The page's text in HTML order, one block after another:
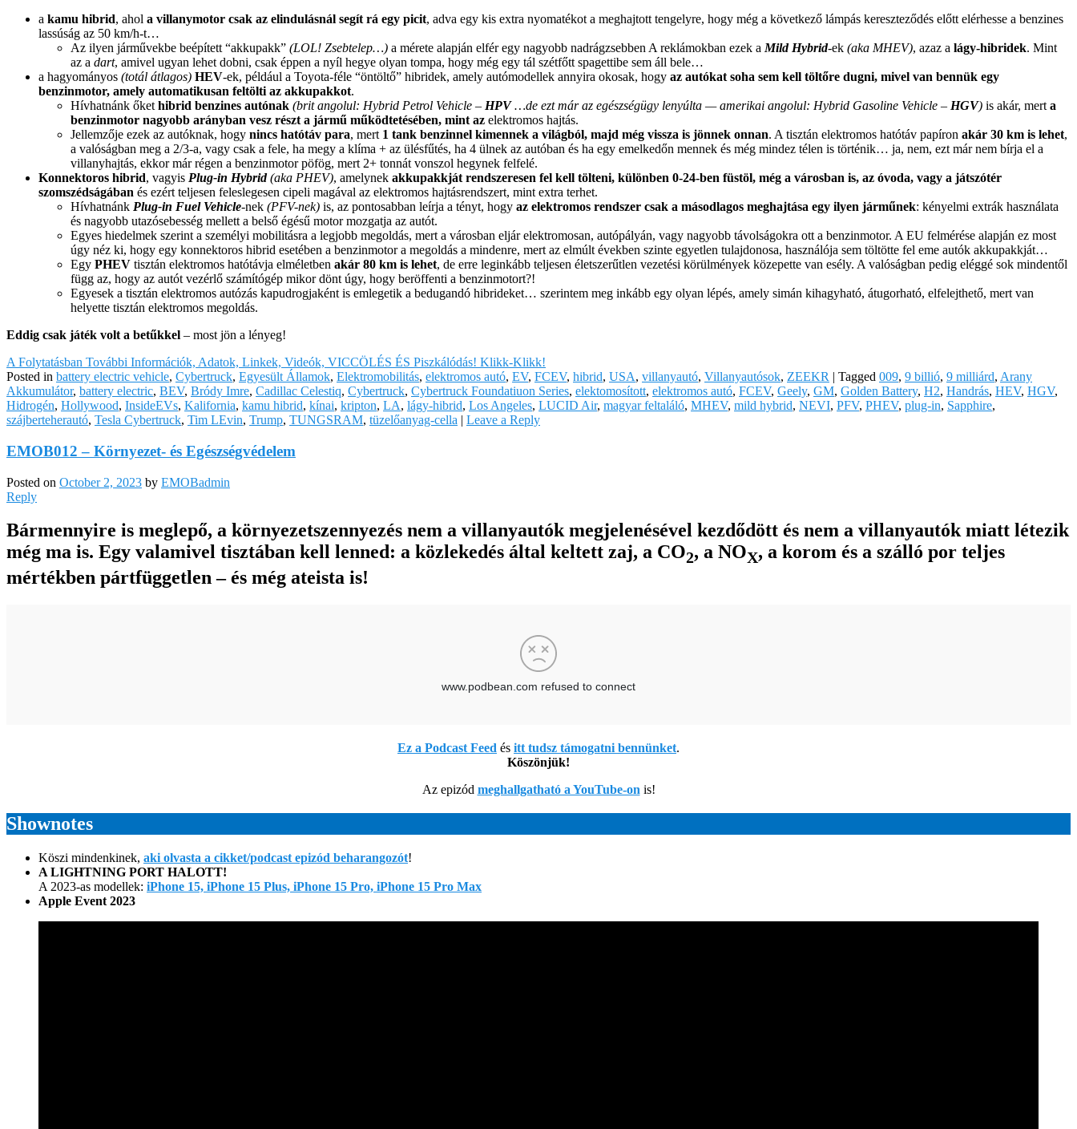
a kamu hibrid, ahol a villanymotor csak az elindulásnál segít rá egy picit, adva egy kis extra nyomatékot a meghajtott tengelyre, hogy még a következő lámpás kereszteződés előtt elérhesse a benzines
lassúság az 50 km/h-t…
Az ilyen járművekbe beépített “akkupakk” (LOL! Zsebtelep…) a mérete alapján elfér egy nagyobb nadrágzsebben A reklámokban ezek a Mild Hybrid-ek (aka MHEV), azaz a lágy-hibridek. Mint
az a dart, amivel ugyan lehet dobni, csak éppen a nyíl hegye olyan tompa, hogy még egy tál szétfőtt spagettibe sem áll bele…
a hagyományos (totál átlagos) HEV-ek, például a Toyota-féle “öntöltő” hibridek, amely autómodellek annyira okosak, hogy az autókat soha sem kell töltőre dugni, mivel van bennük egy
benzinmotor, amely automatikusan feltölti az akkupakkot.
Hívhatnánk őket hibrid benzines autónak (brit angolul: Hybrid Petrol Vehicle – HPV…de ezt már az egészségügy lenyúlta — amerikai angolul: Hybrid Gasoline Vehicle – HGV) is akár, mert a
benzinmotor nagyobb arányban vesz részt a jármű működtetésében, mint az elektromos hajtás.
Jellemzője ezek az autóknak, hogy nincs hatótáv para, mert 1 tank benzinnel kimennek a világból, majd még vissza is jönnek onnan. A tisztán elektromos hatótáv papíron akár 30 km is lehet,
a valóságban meg a 2/3-a, vagy csak a fele, ha megy a klíma + az ülésfűtés, ha 4 ülnek az autóban és ha egy emelkedőn mennek és még mindez télen is történik… ja, nem, ezt már nem bírja el a
villanyhajtás, ekkor már régen a benzinmotor pöfög, mert 2+ tonnát vonszol hegynek felfelé.
Konnektoros hibrid, vagyis Plug-in Hybrid(aka PHEV), amelynek akkupakkját rendszeresen fel kell tölteni, különben 0-24-ben füstöl, még a városban is, az óvoda, vagy a játszótér
szomszédságában és ezért teljesen feleslegesen cipeli magával az elektromos hajtásrendszert, mint extra terhet.
Hívhatnánk Plug-in Fuel Vehicle-nek (PFV-nek) is, az pontosabban leírja a tényt, hogy az elektromos rendszer csak a másodlagos meghajtása egy ilyen járműnek: kényelmi extrák használata
és nagyobb utazósebesség mellett a belső égésű motor mozgatja az autót.
Egyes hiedelmek szerint a személyi mobilitásra a legjobb megoldás, mert a városban eljár elektromosan, autópályán, vagy nagyobb távolságokra ott a benzinmotor. A EU felmérése alapján ez most
úgy néz ki, hogy egy konnektoros hibrid esetében a benzinmotor a megoldás a mindenre, mert az elmúlt években szinte egyetlen tulajdonosa, használója sem töltötte fel eme autók akkupakkját…
Egy PHEV tisztán elektromos hatótávja elméletben akár 80 km is lehet, de erre leginkább teljesen életszerűtlen vezetési körülmények közepette van esély. A valóságban pedig eléggé sok mindentől
függ az, hogy az autót vezérlő számítógép mikor dönt úgy, hogy beröffenti a benzinmotort?!
Egyesek a tisztán elektromos autózás kapudrogjaként is emlegetik a bedugandó hibrideket… szerintem meg inkább egy olyan lépés, amely simán kihagyható, átugorható, elfelejthető, mert van
helyette tisztán elektromos megoldás.
Eddig csak játék volt a betűkkel – most jön a lényeg!
A Folytatásban További Információk, Adatok, Linkek, Videók, VICCÖLÉS ÉS Piszkálódás! Klikk-Klikk!
Posted in battery electric vehicle, Cybertruck, Egyesült Államok, Elektromobilitás, elektromos autó, EV, FCEV, hibrid, USA, villanyautó, Villanyautósok, ZEEKR | Tagged 009, 9 billió, 9 milliárd, Arany
Akkumulátor, battery electric, BEV, Bródy Imre, Cadillac Celestiq, Cybertruck, Cybertruck Foundatiuon Series, elektomosított, elektromos autó, FCEV, Geely, GM, Golden Battery, H2, Handrás, HEV, HGV,
Hidrogén, Hollywood, InsideEVs, Kalifornia, kamu hibrid, kínai, kripton, LA, lágy-hibrid, Los Angeles, LUCID Air, magyar feltaláló, MHEV, mild hybrid, NEVI, PFV, PHEV, plug-in, Sapphire,
szájberteherautó, Tesla Cybertruck, Tim LEvin, Trump, TUNGSRAM, tüzelőanyag-cella | Leave a Reply
EMOB012 – Környezet- és Egészségvédelem
Posted on October 2, 2023 by EMOBadmin
Reply
Bármennyire is meglepő, a környezetszennyezés nem a villanyautók megjelenésével kezdődött és nem a villanyautók miatt létezik
még ma is. Egy valamivel tisztában kell lenned: a közlekedés által keltett zaj, a CO2, a NOX, a korom és a szálló por teljes
mértékben pártfüggetlen – és még ateista is!
Ez a Podcast Feed és itt tudsz támogatni bennünket.
Köszönjük!
Az epizód meghallgatható a YouTube-on is!
Shownotes
Köszi mindenkinek, aki olvasta a cikket/podcast epizód beharangozót!
A LIGHTNING PORT HALOTT!
A 2023-as modellek: iPhone 15, iPhone 15 Plus, iPhone 15 Pro, iPhone 15 Pro Max
Apple Event 2023